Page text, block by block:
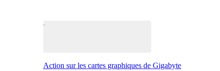
Action sur les cartes graphiques de Gigabyte